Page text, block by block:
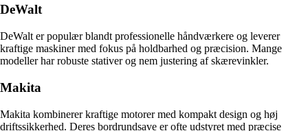
DeWalt
DeWalt er populær blandt professionelle håndværkere og leverer
kraftige maskiner med fokus på holdbarhed og præcision. Mange
modeller har robuste stativer og nem justering af skærevinkler.
Makita
Makita kombinerer kraftige motorer med kompakt design og høj
driftssikkerhed. Deres bordrundsave er ofte udstyret med præcise